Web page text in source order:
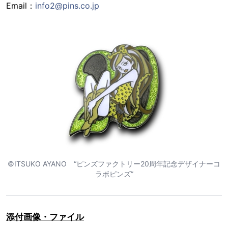
Email： info2@pins.co.jp
©ITSUKO AYANO “ピンズファクトリー20周年記念デザイナーコ
ラボピンズ”
添付画像・ファイル